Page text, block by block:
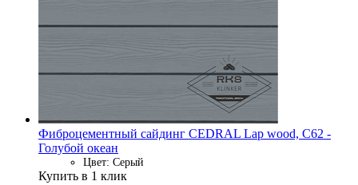
Фиброцементный сайдинг CEDRAL Lap wood, C62 -
Голубой океан
Цвет: Серый
Купить в 1 клик